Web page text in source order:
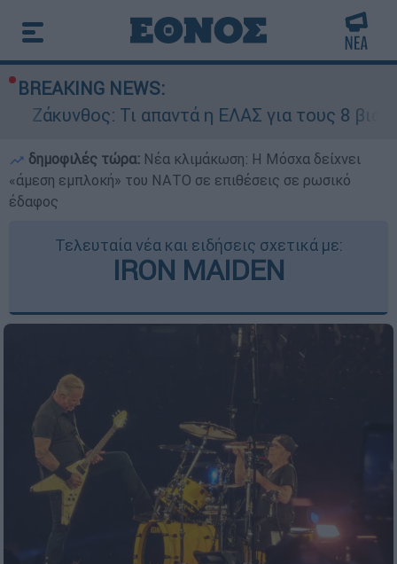
BREAKING NEWS:
Τι απαντά η ΕΛΑΣ για τους 8 βιασμούς
δημοφιλές τώρα: Νέα κλιμάκωση: Η Μόσχα δείχνει
«άμεση εμπλοκή» του ΝΑΤΟ σε επιθέσεις σε ρωσικό
έδαφος
Τελευταία νέα και ειδήσεις σχετικά με:
IRON MAIDEN